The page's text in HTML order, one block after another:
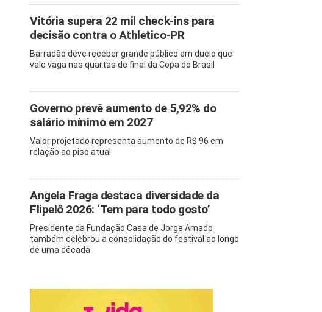
Vitória supera 22 mil check-ins para
decisão contra o Athletico-PR
Barradão deve receber grande público em duelo que
vale vaga nas quartas de final da Copa do Brasil
Governo prevê aumento de 5,92% do
salário mínimo em 2027
Valor projetado representa aumento de R$ 96 em
relação ao piso atual
Angela Fraga destaca diversidade da
Flipelô 2026: ‘Tem para todo gosto’
Presidente da Fundação Casa de Jorge Amado
também celebrou a consolidação do festival ao longo
de uma década